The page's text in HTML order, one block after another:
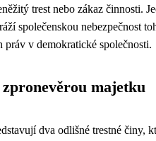
trest nebo zákaz činnosti.
společenskou nebezpečnost
v demokratické společnosti.
majetku
dva odlišné trestné činy,